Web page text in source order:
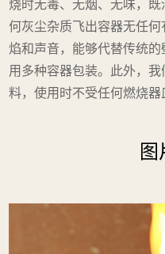
烧时无毒、无烟、无味，
何灰尘杂质飞出容器无任
焰和声音，能够代替传统
用多种容器包装。此外，
料，使用时不受任何燃烧器
图